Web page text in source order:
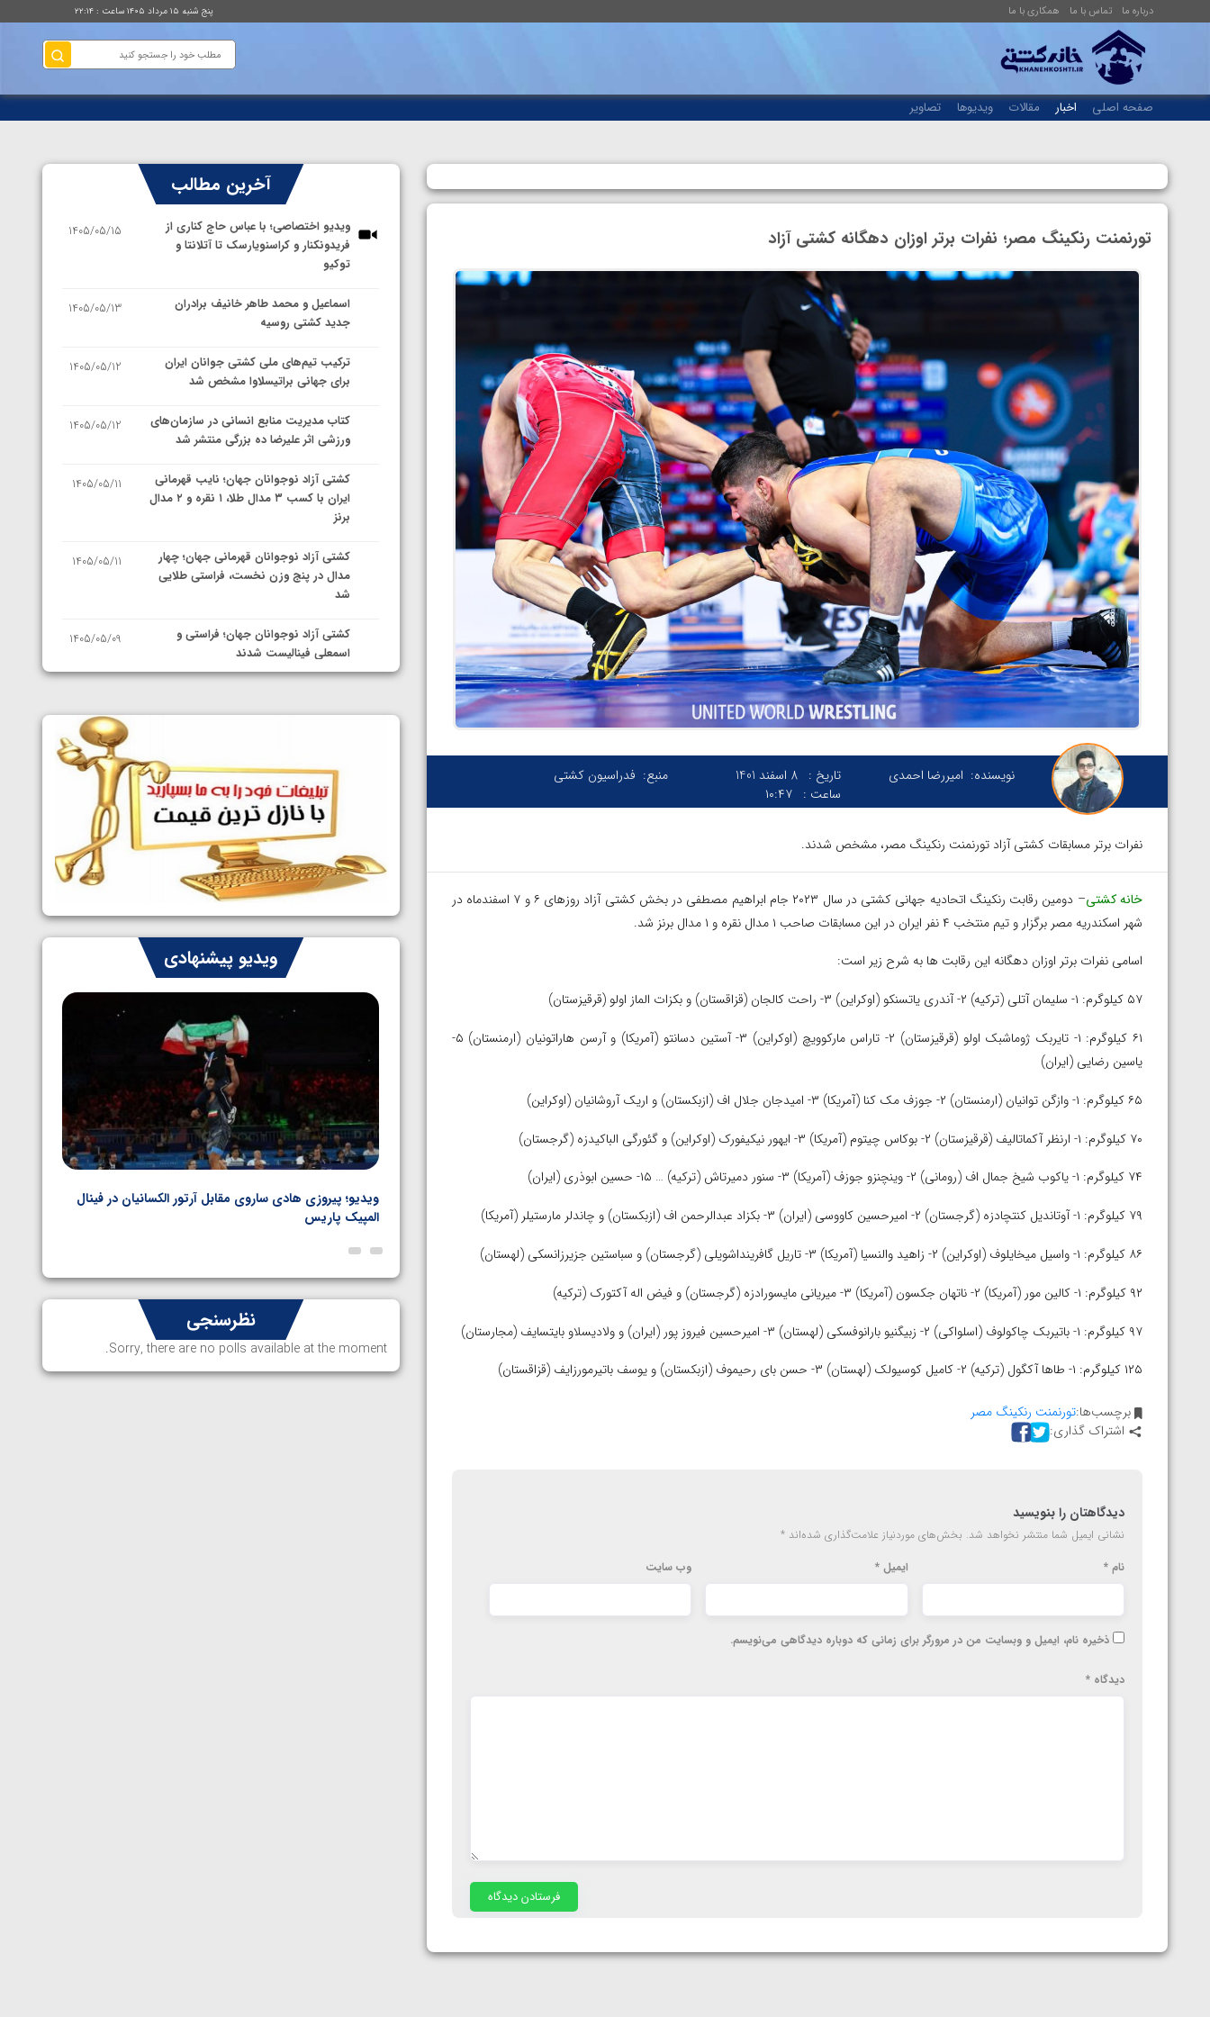
درباره ما تماس با ما همکاری با ما پنج شنبه ۱۵ مرداد ۱۴۰۵ ساعت : ۲۲:۱۴
صفحه اصلی اخبار مقالات ویدیوها تصاویر
تورنمنت رنکینگ مصر؛ نفرات برتر اوزان دهگانه کشتی آزاد
نویسنده: امیررضا احمدی تاریخ : 8 اسفند 1401
ساعت : ۱۰:۴۷
منبع: فدراسیون کشتی
نفرات برتر مسابقات کشتی آزاد تورنمنت رنکینگ مصر، مشخص شدند.
خانه کشتی
– دومین رقابت رنکینگ اتحادیه جهانی کشتی در سال ۲۰۲۳ جام ابراهیم مصطفی در بخش کشتی آزاد روزهای ۶ و ۷ اسفندماه در
شهر اسکندریه مصر برگزار و تیم منتخب ۴ نفر ایران در این مسابقات صاحب ۱ مدال نقره و ۱ مدال برنز شد.
اسامی نفرات برتر اوزان دهگانه این رقابت ها به شرح زیر است:
۵۷ کیلوگرم: ۱- سلیمان آتلی (ترکیه) ۲- آندری یاتسنکو (اوکراین) ۳- راحت کالجان (قزاقستان) و بکزات الماز اولو (قرقیزستان)
۶۱ کیلوگرم: ۱- تایربک ژوماشبک اولو (قرقیزستان) ۲- تاراس مارکوویچ (اوکراین) ۳- آستین دسانتو (آمریکا) و آرسن هاراتونیان (ارمنستان) ۵-
یاسین رضایی (ایران)
۶۵ کیلوگرم: ۱- وازگن توانیان (ارمنستان) ۲- جوزف مک کنا (آمریکا) ۳- امیدجان جلال اف (ازبکستان) و اریک آروشانیان (اوکراین)
۷۰ کیلوگرم: ۱- ارنظر آکماتالیف (قرقیزستان) ۲- بوکاس چیتوم (آمریکا) ۳- ایهور نیکیفورک (اوکراین) و گئورگی الباکیدزه (گرجستان)
۷۴ کیلوگرم: ۱- یاکوب شیخ جمال اف (رومانی) ۲- وینچنزو جوزف (آمریکا) ۳- سنور دمیرتاش (ترکیه) … ۱۵- حسین ابوذری (ایران)
۷۹ کیلوگرم: ۱- آوتاندیل کنتچادزه (گرجستان) ۲- امیرحسین کاووسی (ایران) ۳- بکزاد عبدالرحمن اف (ازبکستان) و چاندلر مارستیلر (آمریکا)
۸۶ کیلوگرم: ۱- واسیل میخایلوف (اوکراین) ۲- زاهید والنسیا (آمریکا) ۳- تاریل گافرینداشویلی (گرجستان) و سباستین جزیرزانسکی (لهستان)
۹۲ کیلوگرم: ۱- کالین مور (آمریکا) ۲- ناتهان جکسون (آمریکا) ۳- میریانی مایسورادزه (گرجستان) و فیض اله آکتورک (ترکیه)
۹۷ کیلوگرم: ۱- باتیربک چاکولوف (اسلواکی) ۲- زبیگنیو بارانوفسکی (لهستان) ۳- امیرحسین فیروز پور (ایران) و ولادیسلاو بایتسایف (مجارستان)
۱۲۵ کیلوگرم: ۱- طاها آکگول (ترکیه) ۲- کامیل کوسیولک (لهستان) ۳- حسن بای رحیموف (ازبکستان) و یوسف باتیرمورزایف (قزاقستان)
برچسب‌ها:تورنمنت رنکینگ مصر
اشتراک گذاری:
دیدگاهتان را بنویسید
نشانی ایمیل شما منتشر نخواهد شد. بخش‌های موردنیاز علامت‌گذاری شده‌اند *
نام * ایمیل* وب‌ سایت
ذخیره نام، ایمیل و وبسایت من در مرورگر برای زمانی که دوباره دیدگاهی می‌نویسم.
دیدگاه *
آخرین مطالب
ویدیو اختصاصی؛ با عباس حاج کناری از
فریدونکنار و کراسنویارسک تا آتلانتا و
توکیو
1405/05/15
اسماعیل و محمد طاهر خانیف برادران
جدید کشتی روسیه
1405/05/13
ترکیب تیم‌های ملی کشتی جوانان ایران
برای جهانی براتیسلاوا مشخص شد
1405/05/12
کتاب مدیریت منابع انسانی در سازمان‌های
ورزشی اثر علیرضا ده بزرگی منتشر شد
1405/05/12
کشتی آزاد نوجوانان جهان؛ نایب قهرمانی
ایران با کسب ۳ مدال طلا، ۱ نقره و ۲ مدال
برنز
1405/05/11
کشتی آزاد نوجوانان قهرمانی جهان؛ چهار
مدال در پنج وزن نخست، فراستی طلایی
شد
1405/05/11
کشتی آزاد نوجوانان جهان؛ فراستی و
اسمعلی فینالیست شدند
1405/05/09
نمایندگان ایران مشخص شدند
سوم برای ایران
1405/05/07
ایران چشم به راه چهار مدال در پنج وزن
دوم کشتی فرنگی نوجوانان جهان
1405/05/06
ویدیو پیشنهادی
ارمنستان
ناظم امینه
ویدیو؛ پیروزی هادی ساروی مقابل آرتور الکسانیان در فینال
المپیک پاریس
نظرسنجی
Sorry, there are no polls available at the moment.